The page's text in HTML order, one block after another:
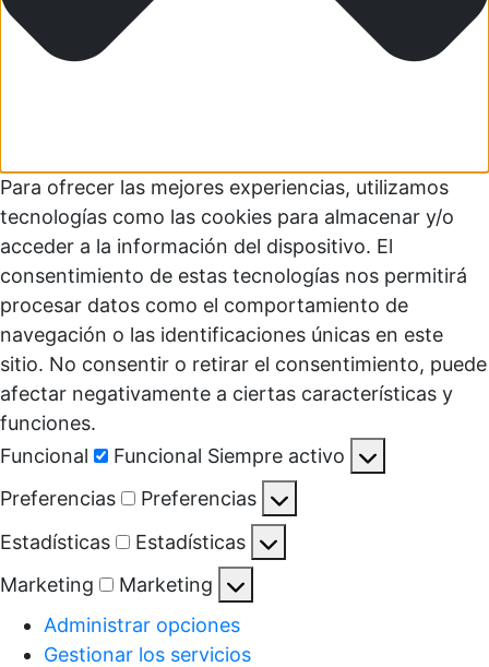
Para ofrecer las mejores experiencias, utilizamos
tecnologías como las cookies para almacenar y/o
acceder a la información del dispositivo. El
consentimiento de estas tecnologías nos permitirá
procesar datos como el comportamiento de
navegación o las identificaciones únicas en este
sitio. No consentir o retirar el consentimiento, puede
afectar negativamente a ciertas características y
funciones.
Funcional
Funcional Siempre activo
Preferencias
Preferencias
Estadísticas
Estadísticas
Marketing
Marketing
Administrar opciones
Gestionar los servicios